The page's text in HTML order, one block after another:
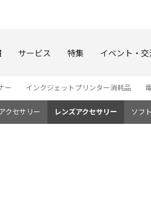
サービス 特集 イベント・
ー インクジェットプリンター消耗品
クセサリー レンズアクセサリー ソフ